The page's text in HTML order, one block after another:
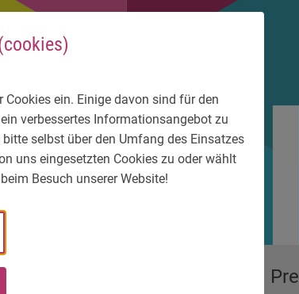
ein. Einige davon sind für den
verbessertes Informationsangebot zu
selbst über den Umfang des Einsatzes
uns eingesetzten Cookies zu oder wählt
Besuch unserer Website!